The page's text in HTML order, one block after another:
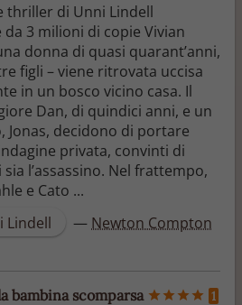
thriller di Unni Lindell
da 3 milioni di copie Vivian
donna di quasi quarant’anni,
figli – viene ritrovata uccisa
in un bosco vicino casa. Il
Dan, di quindici anni, e un
Jonas, decidono di portare
privata, convinti di
l’assassino. Nel frattempo,
e Cato ...
Lindell
— Newton Compton
bambina scomparsa 1